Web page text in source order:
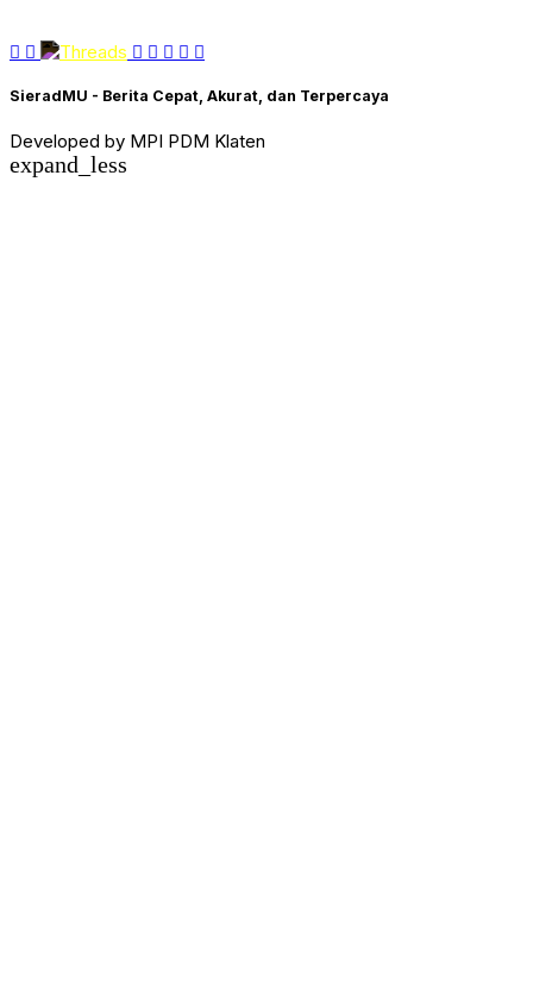
SieradMU - Berita Cepat, Akurat, dan Terpercaya
Developed by MPI PDM Klaten
expand_less